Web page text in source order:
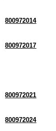
800972014
800972017
800972021
800972024